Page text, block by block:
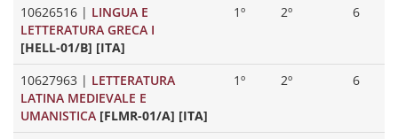
10626516 | LINGUA E
LETTERATURA GRECA I
[HELL-01/B] [ITA]
1º 2º 6
10627963 | LETTERATURA
LATINA MEDIEVALE E
UMANISTICA [FLMR-01/A] [ITA]
1º 2º 6